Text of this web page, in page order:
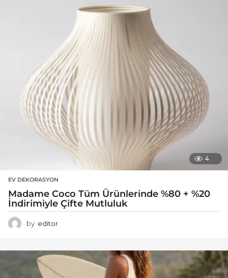
4
EV DEKORASYON
Madame Coco Tüm Ürünlerinde %80 + %20
İndirimiyle Çifte Mutluluk
by editor